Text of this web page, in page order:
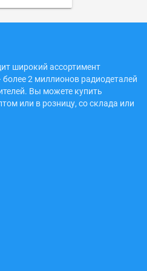
широкий ассортимент
2 миллионов радиодеталей
Вы можете купить
или в розницу, со склада или